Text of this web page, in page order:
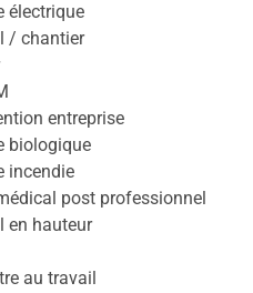
électrique
/ chantier
entreprise
biologique
incendie
post professionnel
en hauteur
au travail